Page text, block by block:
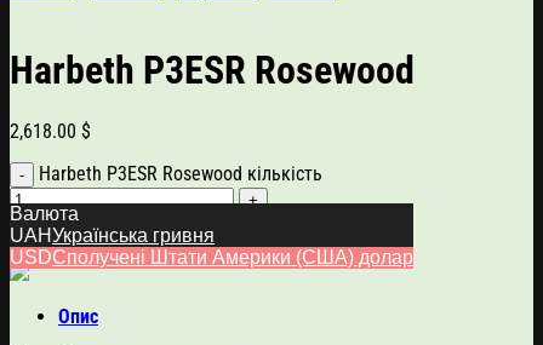
Harbeth P3ESR Rosewood
2,618.00 $
Harbeth P3ESR Rosewood кількість
Додати в кошик
Артикул:247 Категорії:Harbeth,Акустика
Опис
Валюта
UAHУкраїнська гривня
USDСполучені Штати Америки (США) долар